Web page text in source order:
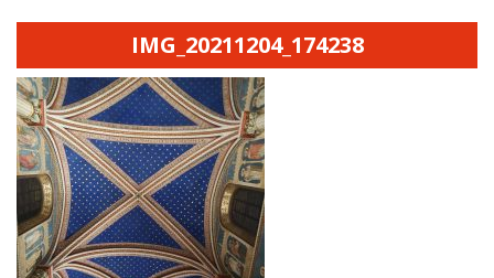
IMG_20211204_174238